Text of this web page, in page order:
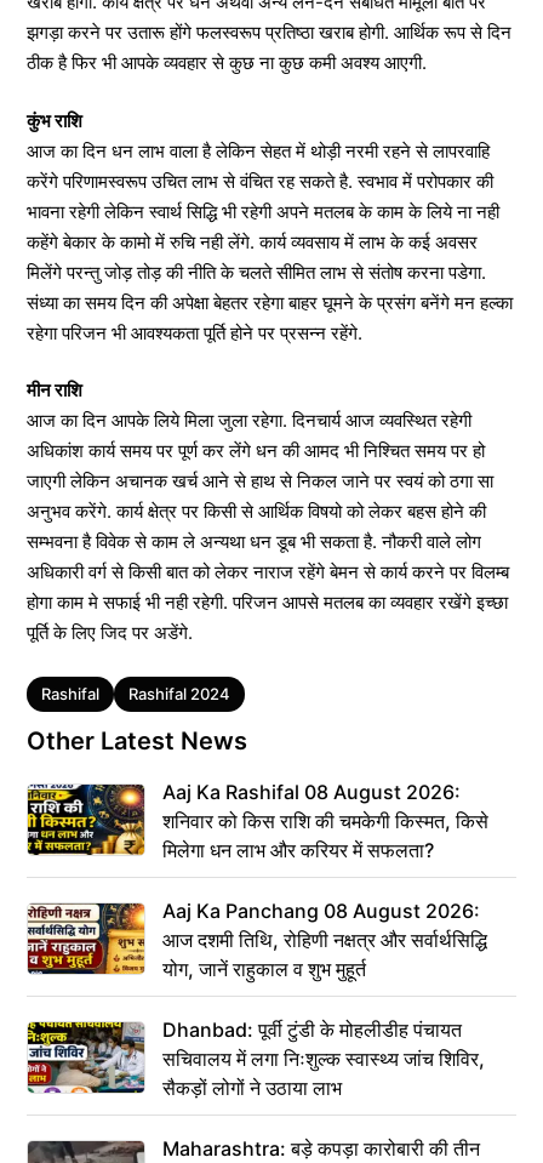
झगड़ा करने पर उतारू होंगे फलस्वरूप प्रतिष्ठा खराब होगी. आर्थिक रूप से दिन
ठीक है फिर भी आपके व्यवहार से कुछ ना कुछ कमी अवश्य आएगी.
कुंभ राशि
आज का दिन धन लाभ वाला है लेकिन सेहत में थोड़ी नरमी रहने से लापरवाहि
करेंगे परिणामस्वरूप उचित लाभ से वंचित रह सकते है. स्वभाव में परोपकार की
भावना रहेगी लेकिन स्वार्थ सिद्धि भी रहेगी अपने मतलब के काम के लिये ना नही
कहेंगे बेकार के कामो में रुचि नही लेंगे. कार्य व्यवसाय में लाभ के कई अवसर
मिलेंगे परन्तु जोड़ तोड़ की नीति के चलते सीमित लाभ से संतोष करना पडेगा.
संध्या का समय दिन की अपेक्षा बेहतर रहेगा बाहर घूमने के प्रसंग बनेंगे मन हल्का
रहेगा परिजन भी आवश्यकता पूर्ति होने पर प्रसन्न रहेंगे.
मीन राशि
आज का दिन आपके लिये मिला जुला रहेगा. दिनचार्य आज व्यवस्थित रहेगी
अधिकांश कार्य समय पर पूर्ण कर लेंगे धन की आमद भी निश्चित समय पर हो
जाएगी लेकिन अचानक खर्च आने से हाथ से निकल जाने पर स्वयं को ठगा सा
अनुभव करेंगे. कार्य क्षेत्र पर किसी से आर्थिक विषयो को लेकर बहस होने की
सम्भवना है विवेक से काम ले अन्यथा धन डूब भी सकता है. नौकरी वाले लोग
अधिकारी वर्ग से किसी बात को लेकर नाराज रहेंगे बेमन से कार्य करने पर विलम्ब
होगा काम मे सफाई भी नही रहेगी. परिजन आपसे मतलब का व्यवहार रखेंगे इच्छा
पूर्ति के लिए जिद पर अडेंगे.
Tags
Rashifal Rashifal 2024
Other Latest News
Aaj Ka Rashifal 08 August 2026:
शनिवार को किस राशि की चमकेगी किस्मत, किसे
मिलेगा धन लाभ और करियर में सफलता?
Aaj Ka Panchang 08 August 2026:
आज दशमी तिथि, रोहिणी नक्षत्र और सर्वार्थसिद्धि
योग, जानें राहुकाल व शुभ मुहूर्त
Dhanbad: पूर्वी टुंडी के मोहलीडीह पंचायत
सचिवालय में लगा निःशुल्क स्वास्थ्य जांच शिविर,
सैकड़ों लोगों ने उठाया लाभ
Maharashtra: बड़े कपड़ा कारोबारी की तीन